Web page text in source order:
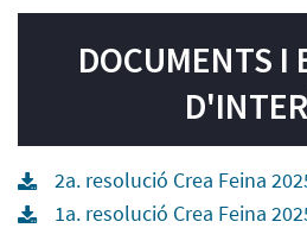
DOCUMENTS I
2a. resolució Crea Feina
1a. resolució Crea Feina